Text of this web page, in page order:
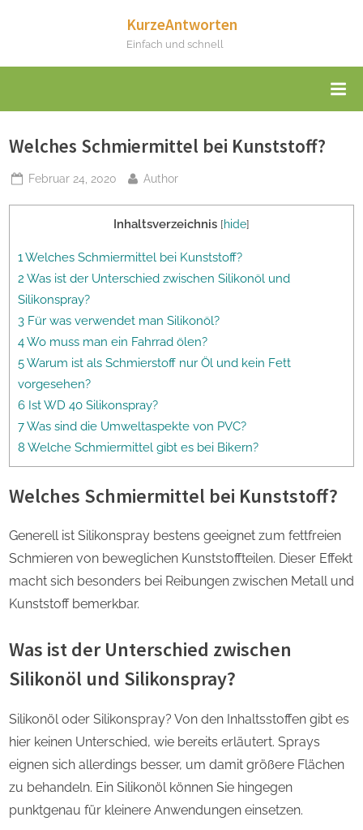
KurzeAntworten
Einfach und schnell
Welches Schmiermittel bei Kunststoff?
Posted
Februar 24, 2020 By
Author
Inhaltsverzeichnis [hide]
1 Welches Schmiermittel bei Kunststoff?
2 Was ist der Unterschied zwischen Silikonöl und
Silikonspray?
3 Für was verwendet man Silikonöl?
4 Wo muss man ein Fahrrad ölen?
5 Warum ist als Schmierstoff nur Öl und kein Fett
vorgesehen?
6 Ist WD 40 Silikonspray?
7 Was sind die Umweltaspekte von PVC?
8 Welche Schmiermittel gibt es bei Bikern?
Welches Schmiermittel bei Kunststoff?
Generell ist Silikonspray bestens geeignet zum fettfreien
Schmieren von beweglichen Kunststoffteilen. Dieser Effekt
macht sich besonders bei Reibungen zwischen Metall und
Kunststoff bemerkbar.
Was ist der Unterschied zwischen
Silikonöl und Silikonspray?
Silikonöl oder Silikonspray? Von den Inhaltsstoffen gibt es
hier keinen Unterschied, wie bereits erläutert. Sprays
eignen sich allerdings besser, um damit größere Flächen
zu behandeln. Ein Silikonöl können Sie hingegen
punktgenau für kleinere Anwendungen einsetzen.